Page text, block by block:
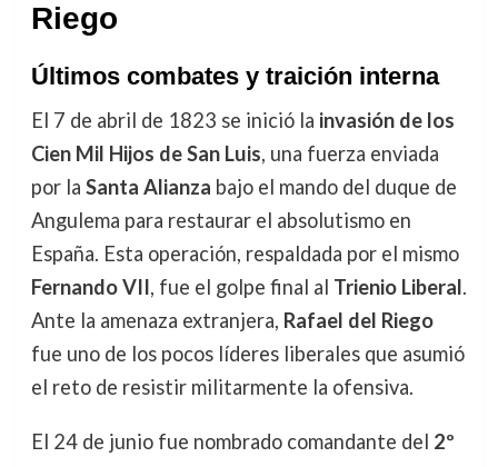
Riego
Últimos combates y traición interna
El 7 de abril de 1823 se inició la invasión de los
Cien Mil Hijos de San Luis, una fuerza enviada
por la Santa Alianza bajo el mando del duque de
Angulema para restaurar el absolutismo en
España. Esta operación, respaldada por el mismo
Fernando VII, fue el golpe final al Trienio Liberal.
Ante la amenaza extranjera, Rafael del Riego
fue uno de los pocos líderes liberales que asumió
el reto de resistir militarmente la ofensiva.
El 24 de junio fue nombrado comandante del 2º